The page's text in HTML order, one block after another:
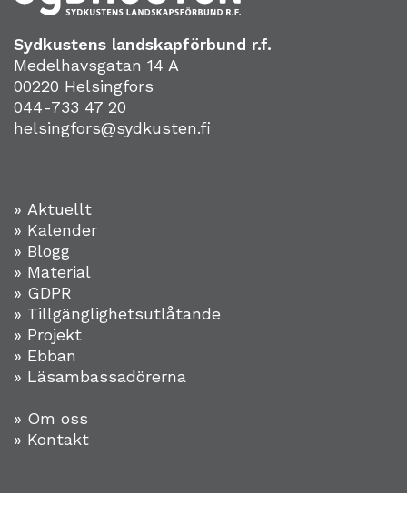
Sydkustens landskapförbund r.f.
Medelhavsgatan 14 A
00220 Helsingfors
044-733 47 20
helsingfors@sydkusten.fi
» Aktuellt
» Kalender
» Blogg
» Material
» GDPR
» Tillgänglighetsutlåtande
» Projekt
» Ebban
» Läsambassadörerna
» Om oss
» Kontakt